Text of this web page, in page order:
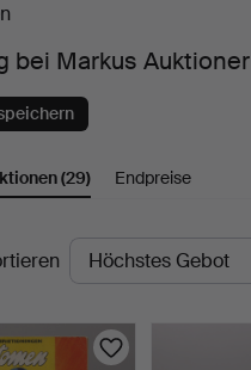
bei Markus Auktioner
(29) Endpreise